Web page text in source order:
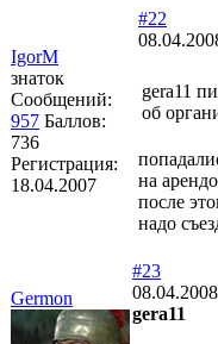
IgorM
знаток
Сообщений:
957 Баллов:
736
Регистрация:
18.04.2007
#22
gera11
об
на
после
надо
Germon
#23
gera11